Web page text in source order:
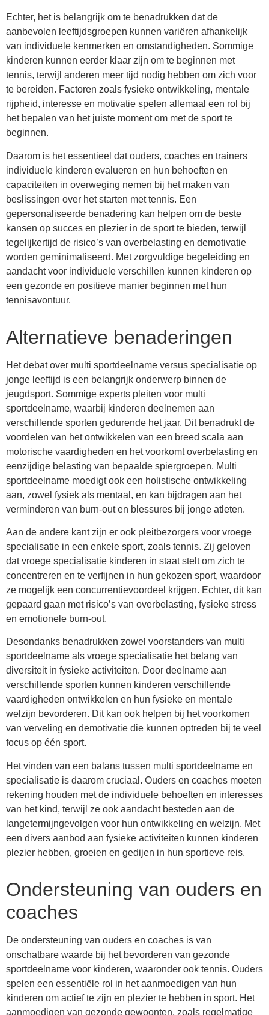
Echter, het is belangrijk om te benadrukken dat de
aanbevolen leeftijdsgroepen kunnen variëren afhankelijk
van individuele kenmerken en omstandigheden. Sommige
kinderen kunnen eerder klaar zijn om te beginnen met
tennis, terwijl anderen meer tijd nodig hebben om zich voor
te bereiden. Factoren zoals fysieke ontwikkeling, mentale
rijpheid, interesse en motivatie spelen allemaal een rol bij
het bepalen van het juiste moment om met de sport te
beginnen.
Daarom is het essentieel dat ouders, coaches en trainers
individuele kinderen evalueren en hun behoeften en
capaciteiten in overweging nemen bij het maken van
beslissingen over het starten met tennis. Een
gepersonaliseerde benadering kan helpen om de beste
kansen op succes en plezier in de sport te bieden, terwijl
tegelijkertijd de risico’s van overbelasting en demotivatie
worden geminimaliseerd. Met zorgvuldige begeleiding en
aandacht voor individuele verschillen kunnen kinderen op
een gezonde en positieve manier beginnen met hun
tennisavontuur.
Alternatieve benaderingen
Het debat over multi sportdeelname versus specialisatie op
jonge leeftijd is een belangrijk onderwerp binnen de
jeugdsport. Sommige experts pleiten voor multi
sportdeelname, waarbij kinderen deelnemen aan
verschillende sporten gedurende het jaar. Dit benadrukt de
voordelen van het ontwikkelen van een breed scala aan
motorische vaardigheden en het voorkomt overbelasting en
eenzijdige belasting van bepaalde spiergroepen. Multi
sportdeelname moedigt ook een holistische ontwikkeling
aan, zowel fysiek als mentaal, en kan bijdragen aan het
verminderen van burn-out en blessures bij jonge atleten.
Aan de andere kant zijn er ook pleitbezorgers voor vroege
specialisatie in een enkele sport, zoals tennis. Zij geloven
dat vroege specialisatie kinderen in staat stelt om zich te
concentreren en te verfijnen in hun gekozen sport, waardoor
ze mogelijk een concurrentievoordeel krijgen. Echter, dit kan
gepaard gaan met risico’s van overbelasting, fysieke stress
en emotionele burn-out.
Desondanks benadrukken zowel voorstanders van multi
sportdeelname als vroege specialisatie het belang van
diversiteit in fysieke activiteiten. Door deelname aan
verschillende sporten kunnen kinderen verschillende
vaardigheden ontwikkelen en hun fysieke en mentale
welzijn bevorderen. Dit kan ook helpen bij het voorkomen
van verveling en demotivatie die kunnen optreden bij te veel
focus op één sport.
Het vinden van een balans tussen multi sportdeelname en
specialisatie is daarom cruciaal. Ouders en coaches moeten
rekening houden met de individuele behoeften en interesses
van het kind, terwijl ze ook aandacht besteden aan de
langetermijngevolgen voor hun ontwikkeling en welzijn. Met
een divers aanbod aan fysieke activiteiten kunnen kinderen
plezier hebben, groeien en gedijen in hun sportieve reis.
Ondersteuning van ouders en
coaches
De ondersteuning van ouders en coaches is van
onschatbare waarde bij het bevorderen van gezonde
sportdeelname voor kinderen, waaronder ook tennis. Ouders
spelen een essentiële rol in het aanmoedigen van hun
kinderen om actief te zijn en plezier te hebben in sport. Het
aanmoedigen van gezonde gewoonten, zoals regelmatige